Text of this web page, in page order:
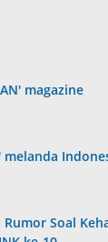
magazine
Rumor Soal